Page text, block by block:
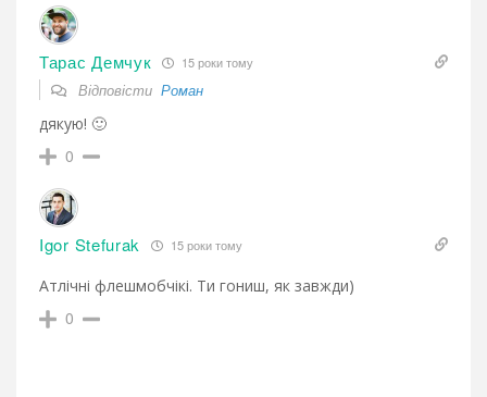
Тарас Демчук 15 роки тому
Відповісти Роман
дякую! 🙂
0
Igor Stefurak 15 роки тому
Атлічні флешмобчікі. Ти гониш, як завжди)
0